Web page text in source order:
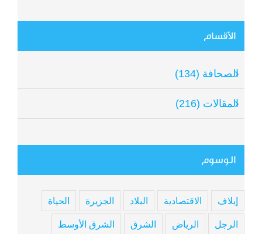
الأقسام
الصحافة (134)
المقالات (216)
الوسوم
إيلاف الاقتصادية البلاد الجزيرة الحياة
الرجل الرياض الشرق الشرق الأوسط